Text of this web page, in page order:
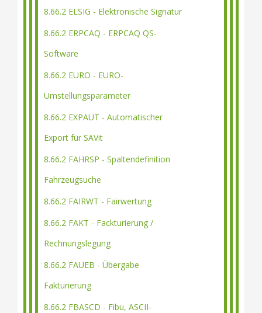
8.66.2 ELSIG - Elektronische Signatur
8.66.2 ERPCAQ - ERPCAQ QS-
Software
8.66.2 EURO - EURO-
Umstellungsparameter
8.66.2 EXPAUT - Automatischer
Export für SAVit
8.66.2 FAHRSP - Spaltendefinition
Fahrzeugsuche
8.66.2 FAIRWT - Fairwertung
8.66.2 FAKT - Fackturierung /
Rechnungslegung
8.66.2 FAUEB - Übergabe
Fakturierung
8.66.2 FBASCD - Fibu, ASCII-